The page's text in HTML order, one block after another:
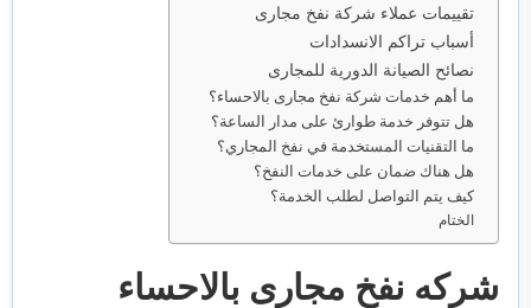
تقييمات عملاء شركة نفخ مجارى
أسباب تراكم الانسدادات
نصائح الصيانة الدورية للمجارى
ما أهم خدمات شركة نفخ مجارى بالاحساء؟
هل تتوفر خدمة طوارئ على مدار الساعة؟
ما التقنيات المستخدمة في نفخ المجاري؟
هل هناك ضمان على خدمات النفخ؟
كيف يتم التواصل لطلب الخدمة؟
الختام
شركه نفخ مجارى بالاحساء